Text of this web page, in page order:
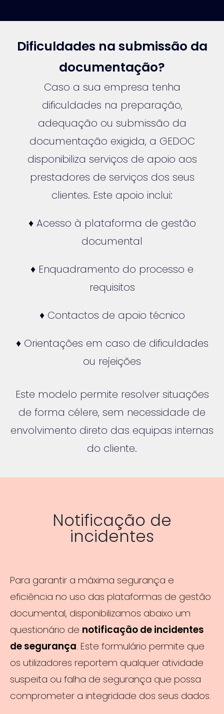
Dificuldades na submissão da
documentação?
Caso a sua empresa tenha
dificuldades na preparação,
adequação ou submissão da
documentação exigida, a GEDOC
disponibiliza serviços de apoio aos
prestadores de serviços dos seus
clientes. Este apoio inclui:
♦ Acesso à plataforma de gestão
documental
♦ Enquadramento do processo e
requisitos
♦ Contactos de apoio técnico
♦ Orientações em caso de dificuldades
ou rejeições
Este modelo permite resolver situações
de forma célere, sem necessidade de
envolvimento direto das equipas internas
do cliente.
Notificação de
incidentes
Para garantir a máxima segurança e
eficiência no uso das plataformas de gestão
documental, disponibilizamos abaixo um
questionário de notificação de incidentes
de segurança. Este formulário permite que
os utilizadores reportem qualquer atividade
suspeita ou falha de segurança que possa
comprometer a integridade dos seus dados.